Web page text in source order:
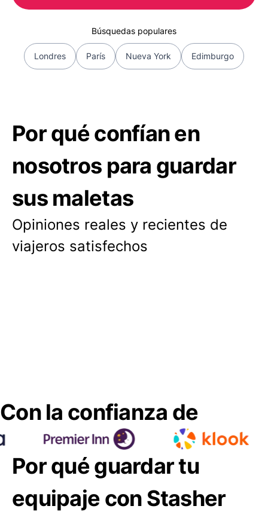
Búsquedas populares
Londres París Nueva York Edimburgo
Por qué confían en
nosotros para guardar
sus maletas
Opiniones reales y recientes de
viajeros satisfechos
Con la confianza de
Por qué guardar tu
equipaje con Stasher